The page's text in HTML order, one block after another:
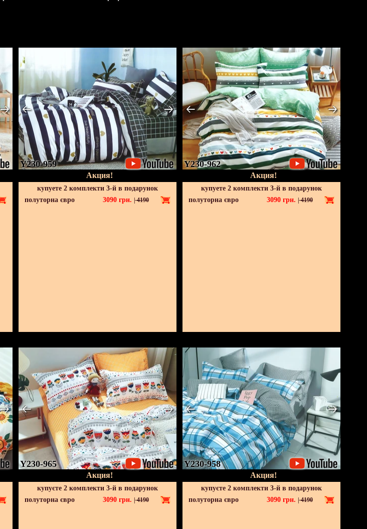
Y230-959
Акция!
купуете 2 комплекти 3-й в подарунок
полуторна євро
3090 грн. |4190
Y230-962
Акция!
купуете 2 комплекти 3-й в подарунок
полуторна євро
3090 грн. |4190
Y230-965
Акция!
купуєте 2 комплекти 3-й в подарунок
полуторна євро
3090 грн. |4190
Y230-958
Акция!
купуєте 2 комплекти 3-й в подарунок
полуторна євро
3090 грн. |4190